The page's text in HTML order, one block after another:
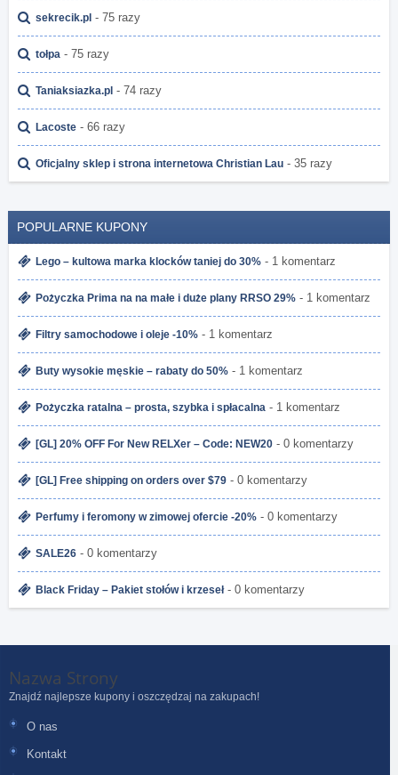
sekrecik.pl - 75 razy
tołpa - 75 razy
Taniaksiazka.pl - 74 razy
Lacoste - 66 razy
Oficjalny sklep i strona internetowa Christian Lau - 35 razy
POPULARNE KUPONY
Lego – kultowa marka klocków taniej do 30% - 1 komentarz
Pożyczka Prima na na małe i duże plany RRSO 29% - 1 komentarz
Filtry samochodowe i oleje -10% - 1 komentarz
Buty wysokie męskie – rabaty do 50% - 1 komentarz
Pożyczka ratalna – prosta, szybka i spłacalna - 1 komentarz
[GL] 20% OFF For New RELXer – Code: NEW20 - 0 komentarzy
[GL] Free shipping on orders over $79 - 0 komentarzy
Perfumy i feromony w zimowej ofercie -20% - 0 komentarzy
SALE26 - 0 komentarzy
Black Friday – Pakiet stołów i krzeseł- 0 komentarzy
Nazwa Strony
Znajdź najlepsze kupony i oszczędzaj na zakupach!
O nas
Kontakt